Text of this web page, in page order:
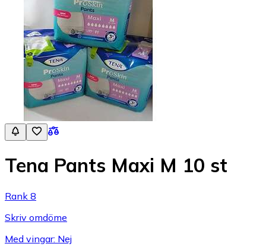
Tena Pants Maxi M 10 st
Rank 8
Skriv omdöme
Med vingar: Nej